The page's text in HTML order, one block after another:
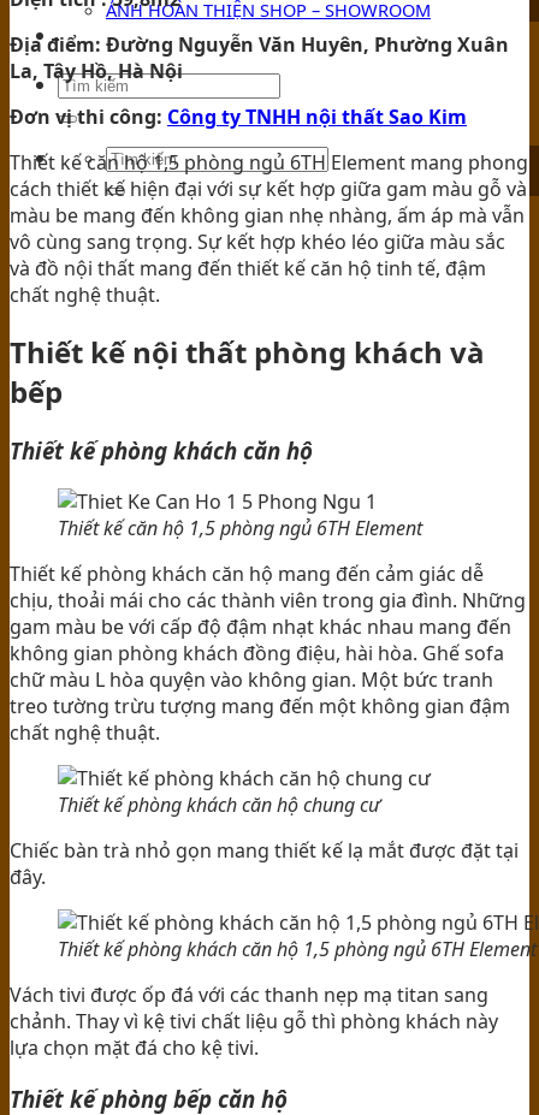
ẢNH HOÀN THIỆN SHOP – SHOWROOM
TIN TỨC
Địa điểm: Đường Nguyễn Văn Huyên, Phường Xuân
La, Tây Hồ, Hà Nội
Đơn vị thi công: Công ty TNHH nội thất Sao Kim
Thiết kế căn hộ 1,5 phòng ngủ 6TH Element mang phong
cách thiết kế hiện đại với sự kết hợp giữa gam màu gỗ và
màu be mang đến không gian nhẹ nhàng, ấm áp mà vẫn
vô cùng sang trọng. Sự kết hợp khéo léo giữa màu sắc
và đồ nội thất mang đến thiết kế căn hộ tinh tế, đậm
chất nghệ thuật.
Thiết kế nội thất phòng khách và
bếp
Thiết kế phòng khách căn hộ
Thiết kế căn hộ 1,5 phòng ngủ 6TH Element
Thiết kế phòng khách căn hộ mang đến cảm giác dễ
chịu, thoải mái cho các thành viên trong gia đình. Những
gam màu be với cấp độ đậm nhạt khác nhau mang đến
không gian phòng khách đồng điệu, hài hòa. Ghế sofa
chữ màu L hòa quyện vào không gian. Một bức tranh
treo tường trừu tượng mang đến một không gian đậm
chất nghệ thuật.
Thiết kế phòng khách căn hộ chung cư
Chiếc bàn trà nhỏ gọn mang thiết kế lạ mắt được đặt tại
đây.
Thiết kế phòng khách căn hộ 1,5 phòng ngủ 6TH Element
Vách tivi được ốp đá với các thanh nẹp mạ titan sang
chảnh. Thay vì kệ tivi chất liệu gỗ thì phòng khách này
lựa chọn mặt đá cho kệ tivi.
Thiết kế phòng bếp căn hộ